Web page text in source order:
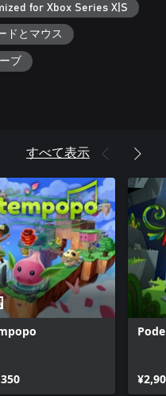
for Xbox Series X|S
ドとマウス
ブ
すべて表示
Pode